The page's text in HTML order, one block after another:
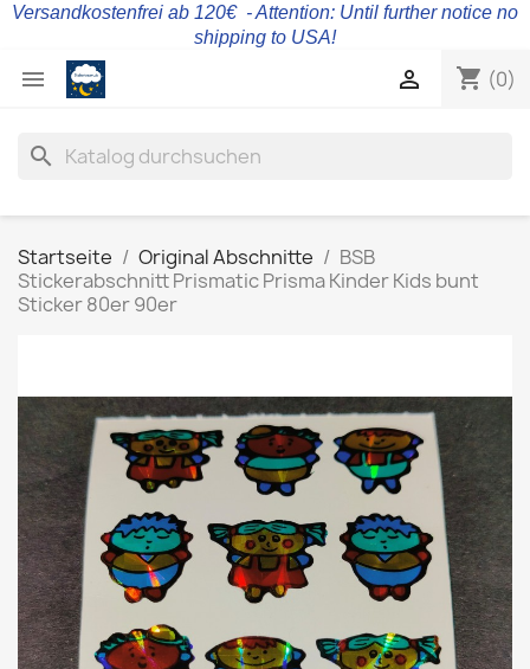
Versandkostenfrei ab 120€ - Attention: Until further notice no
shipping to USA!
 shopping_cart (0)

search
Startseite Original Abschnitte
BSB
Stickerabschnitt Prismatic Prisma Kinder Kids bunt
Sticker 80er 90er